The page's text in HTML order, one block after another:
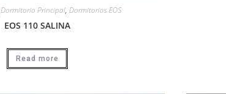
Dormitorio Principal, Dormitorios EOS
EOS 110 SALINA
Read more